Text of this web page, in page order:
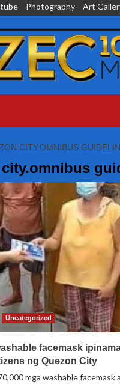
Photography Art
CITY.OMNIBUS
Uncategorized
facemask
ng Quezon City
mga washable facemask